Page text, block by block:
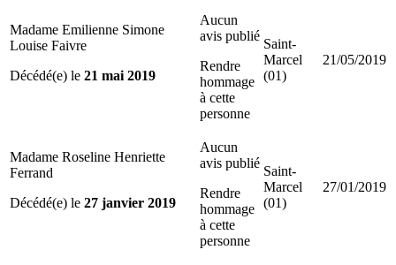
Madame Emilienne Simone
Louise Faivre
Décédé(e) le 21 mai 2019
Aucun
avis publié
Rendre
hommage
à cette
personne
Saint-
Marcel
(01)
21/05/2019
Madame Roseline Henriette
Ferrand
Décédé(e) le 27 janvier 2019
Aucun
avis publié
Rendre
hommage
à cette
personne
Saint-
Marcel
(01)
27/01/2019